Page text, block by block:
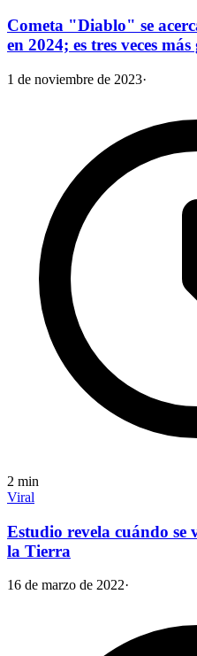
Cometa "Diablo" se
en 2024; es tres veces
1 de noviembre de 2023·
2 min
Viral
Estudio revela cuándo se
la Tierra
16 de marzo de 2022·